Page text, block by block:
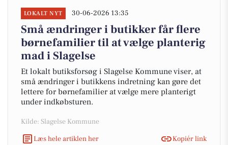
LOKALT NYT 30-06-2026 13:35
Små ændringer i butikker får flere
børnefamilier til at vælge planterig
mad i Slagelse
Et lokalt butiksforsøg i Slagelse Kommune viser, at
små ændringer i butikkens indretning kan gøre det
lettere for børnefamilier at vælge mere planterigt
under indkøbsturen.
Kilde: Slagelse Kommune
Læs hele artiklen her
Kopiér link